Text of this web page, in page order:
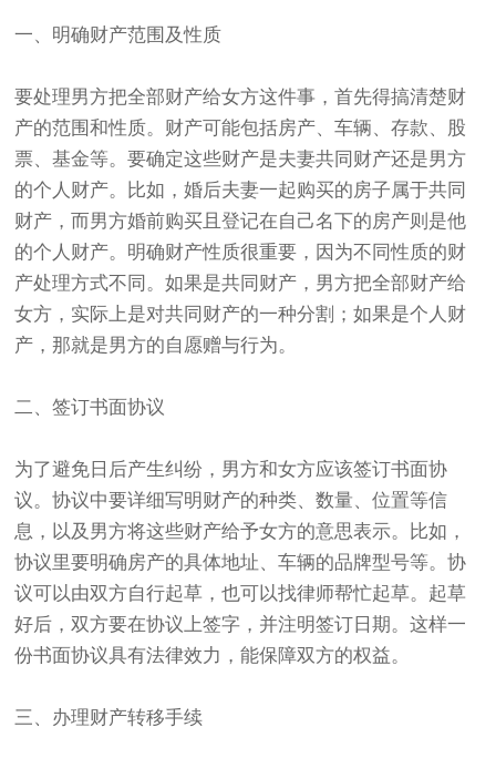
一、明确财产范围及性质
要处理男方把全部财产给女方这件事，首先得搞清楚财
产的范围和性质。财产可能包括房产、车辆、存款、股
票、基金等。要确定这些财产是夫妻共同财产还是男方
的个人财产。比如，婚后夫妻一起购买的房子属于共同
财产，而男方婚前购买且登记在自己名下的房产则是他
的个人财产。明确财产性质很重要，因为不同性质的财
产处理方式不同。如果是共同财产，男方把全部财产给
女方，实际上是对共同财产的一种分割；如果是个人财
产，那就是男方的自愿赠与行为。
二、签订书面协议
为了避免日后产生纠纷，男方和女方应该签订书面协
议。协议中要详细写明财产的种类、数量、位置等信
息，以及男方将这些财产给予女方的意思表示。比如，
协议里要明确房产的具体地址、车辆的品牌型号等。协
议可以由双方自行起草，也可以找律师帮忙起草。起草
好后，双方要在协议上签字，并注明签订日期。这样一
份书面协议具有法律效力，能保障双方的权益。
三、办理财产转移手续